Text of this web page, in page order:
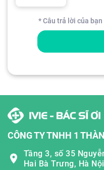
* Câu trả lời của
CÔNG TY TNHH 1
Tầng 3, số 35
Hai Bà Trưng, Hà Nội